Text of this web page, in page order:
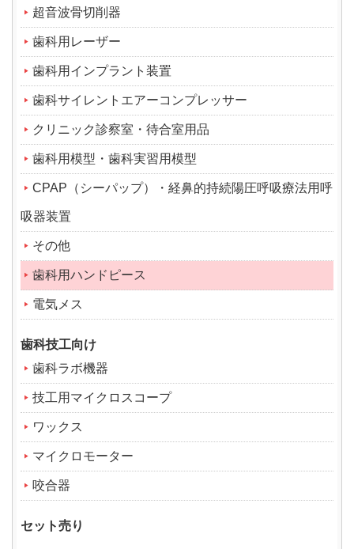
超音波骨切削器
歯科用レーザー
歯科用インプラント装置
歯科サイレントエアーコンプレッサー
クリニック診察室・待合室用品
歯科用模型・歯科実習用模型
CPAP（シーパップ）・経鼻的持続陽圧呼吸療法用呼
吸器装置
その他
歯科用ハンドピース
電気メス
歯科技工向け
歯科ラボ機器
技工用マイクロスコープ
ワックス
マイクロモーター
咬合器
セット売り